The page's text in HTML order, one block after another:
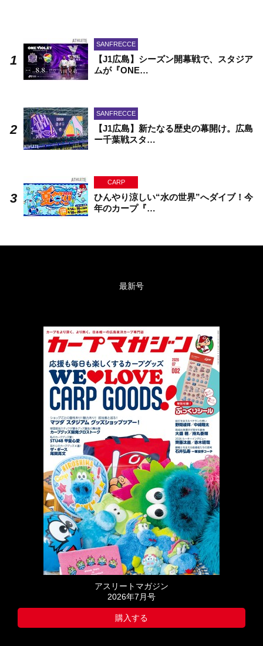
SANFRECCE
【J1広島】シーズン開幕戦で、スタジア
ムが『ONE…
SANFRECCE
【J1広島】新たなる歴史の幕開け。広島
ー千葉戦スタ…
CARP
ひんやり涼しい“水の世界”へダイブ！今
年のカープ『…
最新号
アスリートマガジン
2026年7月号
購入する